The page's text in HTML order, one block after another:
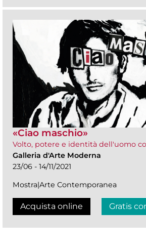
«Ciao maschio»
Volto, potere e identità dell'uomo
Galleria d'Arte Moderna
23/06 - 14/11/2021
Mostra|Arte Contemporanea
Acquista online Gratis